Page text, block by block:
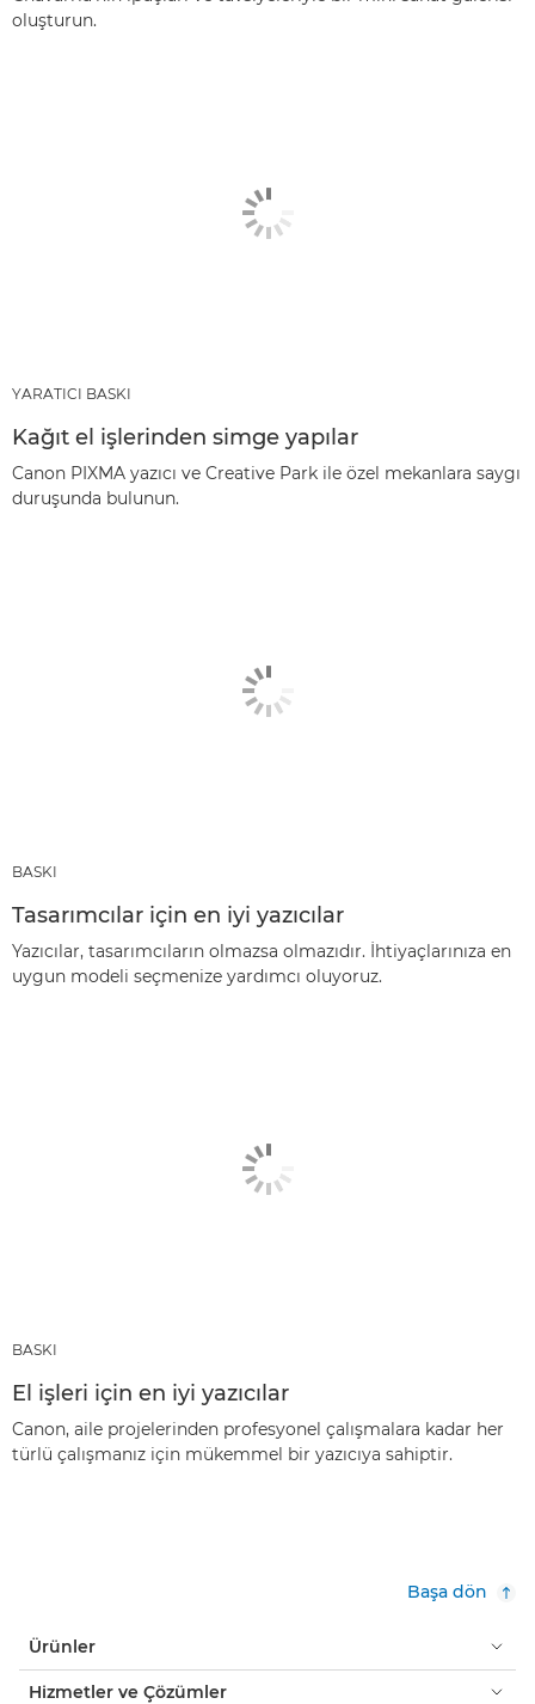
oluşturun.
YARATICI BASKI
Kağıt el işlerinden simge yapılar
Canon PIXMA yazıcı ve Creative Park ile özel mekanlara saygı
duruşunda bulunun.
BASKI
Tasarımcılar için en iyi yazıcılar
Yazıcılar, tasarımcıların olmazsa olmazıdır. İhtiyaçlarınıza en
uygun modeli seçmenize yardımcı oluyoruz.
BASKI
El işleri için en iyi yazıcılar
Canon, aile projelerinden profesyonel çalışmalara kadar her
türlü çalışmanız için mükemmel bir yazıcıya sahiptir.
Başa dön
Ürünler
Hizmetler ve Çözümler